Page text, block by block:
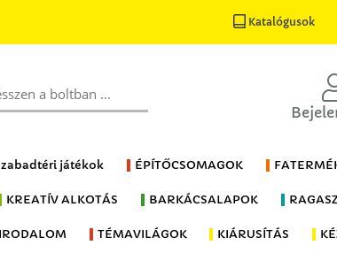
Katalógusok
játékok ÉPÍTŐCSOMAGOK
KREATÍV ALKOTÁS BARKÁCSALAPOK
IRODALOM TÉMAVILÁGOK KIÁRUSÍTÁS